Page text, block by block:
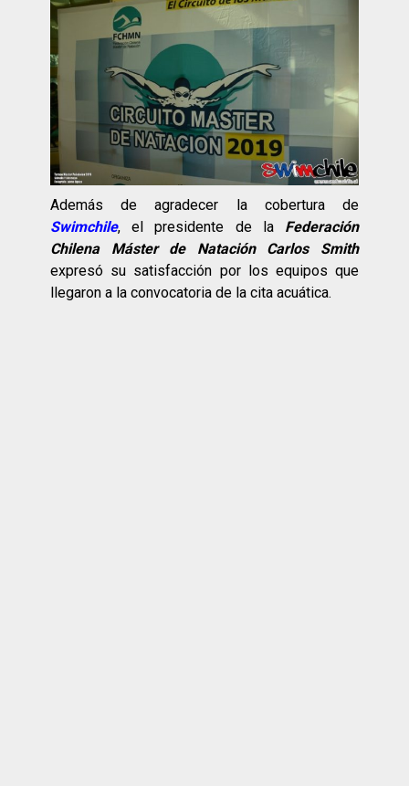
Además de agradecer la cobertura de
Swimchile, el presidente de la Federación
Chilena Máster de Natación Carlos Smith
expresó su satisfacción por los equipos que
llegaron a la convocatoria de la cita acuática.